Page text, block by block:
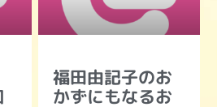
福田由記子のお
かずにもなるお